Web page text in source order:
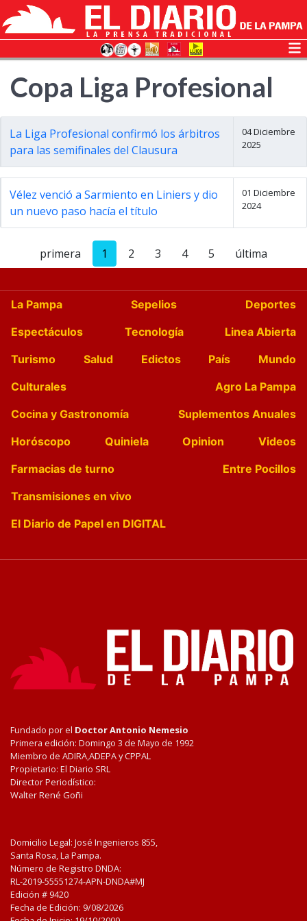
Copa Liga Profesional
La Liga Profesional confirmó los árbitros
para las semifinales del Clausura
04 Diciembre
2025
Vélez venció a Sarmiento en Liniers y dio
un nuevo paso hacía el título
01 Diciembre
2024
primera 1 2 3 4 5 última
La Pampa Sepelios
Deportes
Espectáculos
Tecnología
Linea Abierta
Turismo
Salud Edictos País
Mundo
Culturales
Agro La Pampa
Cocina y Gastronomía
Suplementos Anuales
Horóscopo
Quiniela Opinion
Videos
Farmacias de turno
Entre Pocillos
Transmisiones en vivo
El Diario de Papel en DIGITAL
Fundado por el Doctor Antonio Nemesio
Primera edición: Domingo 3 de Mayo de 1992
Miembro de ADIRA,ADEPA y CPPAL
Propietario: El Diario SRL
Director Periodístico:
Walter René Goñi
Domicilio Legal: José Ingenieros 855,
Santa Rosa, La Pampa.
Número de Registro DNDA:
RL-2019-55551274-APN-DNDA#MJ
Edición # 9420
Fecha de Edición: 9/08/2026